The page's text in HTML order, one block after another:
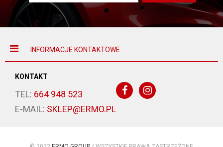
INFORMACJE KONTAKTOWE
KONTAKT
TEL: 664 948 523
E-MAIL: SKLEP@ERMO.PL